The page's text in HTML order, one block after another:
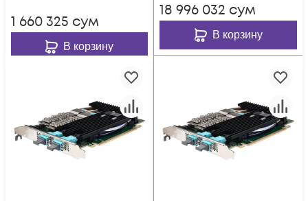
1 660 325 сум
В корзину
18 996 032 сум
В корзину